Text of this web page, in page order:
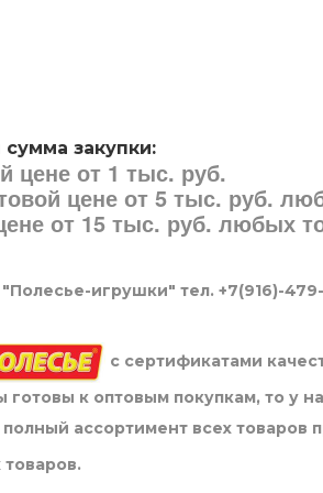
закупки:
цене от 1 тыс. руб.
цене от 5 тыс. руб.
от 15 тыс. руб. любых
игрушки" тел. +7(916)-
с сертификатами
готовы к оптовым покупкам, то у
ассортимент всех товаров